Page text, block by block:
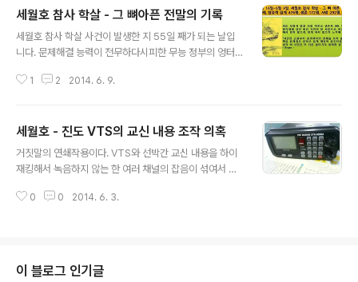
봐 아닌가? 반민특위 김철호 조사관 임명장(사진 출처: 위
키백과) 이승만이 독재의 야욕을 드러내기 전 1948년 9
월, 제헌국회가 국회내에 설치한 반민족행위특별조사위원
는 임명장을 국회의 이름으로 주고 수사를 지휘, 산하에 '특
세월호 참사 학살 - 그 뼈아픈 전말의 기록
세월호 참사 학살 사건이 발생한 지 55일 째가 되는 날입
니다. 문제해결 능력이 전무하다시피한 무능 정부의 엉터
전불감증 때문에, 저마다 잊지 않겠다, 가만 있지 않겠다 라
후 월드컵, 체전 그리고 누군가가 획책하고 있을지도 모를
'물타기 짓' 들로 인해, 핵심을 짚어내고 문제 해결의 실마
리를 찾아나갈 수 있는 '골든타임'을 놓쳐버릴 지도 모른다
국 제가 하고 싶었던 말은 이겁니다. 이 비통하고 또 한편
1 2 2014. 6. 9.
세월호 - 진도 VTS의 교신 내용 조작 의혹
거짓말의 연쇄작용이다. VTS와 선박간 교신 내용을 하이
재킹해서 녹음하지 않는 한 여러 채널의 잡음이 섞여서 잘
술적으로 VTS의 녹음 방식은, 마이크를 통해서 흘러 나온
내용을 참고해 보면 금방 탄로날 거짓말. Bryan Lee님의
0 0 2014. 6. 3.
이 블로그 인기글